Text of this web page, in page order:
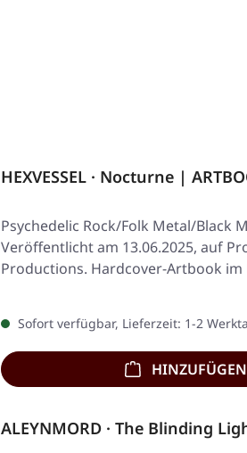
HEXVESSEL · Nocturne |
Psychedelic Rock/Folk Metal/Black
Veröffentlicht am 13.06.2025, auf
Productions. Hardcover-Artbook im
Sofort verfügbar, Lieferzeit: 1-2
HINZUFÜGEN
ALEYNMORD · The Blinding